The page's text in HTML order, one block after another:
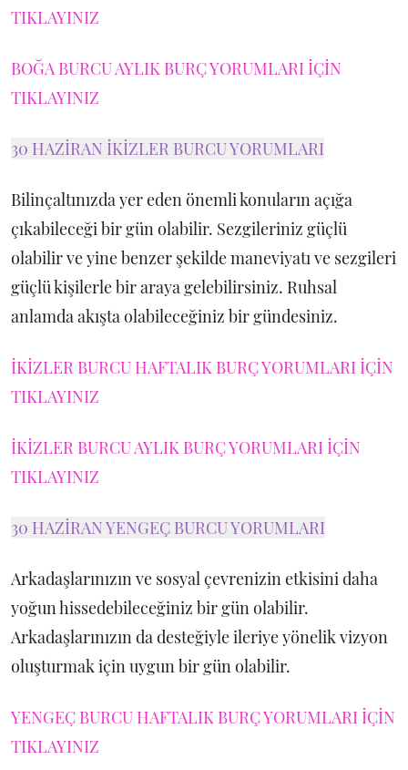
TIKLAYINIZ
BOĞA BURCU AYLIK BURÇ YORUMLARI İÇİN
TIKLAYINIZ
30 HAZİRAN İKİZLER BURCU YORUMLARI
Bilinçaltınızda yer eden önemli konuların açığa
çıkabileceği bir gün olabilir. Sezgileriniz güçlü
olabilir ve yine benzer şekilde maneviyatı ve sezgileri
güçlü kişilerle bir araya gelebilirsiniz. Ruhsal
anlamda akışta olabileceğiniz bir gündesiniz.
İKİZLER BURCU HAFTALIK BURÇ YORUMLARI İÇİN
TIKLAYINIZ
İKİZLER BURCU AYLIK BURÇ YORUMLARI İÇİN
TIKLAYINIZ
30 HAZİRAN YENGEÇ BURCU YORUMLARI
Arkadaşlarınızın ve sosyal çevrenizin etkisini daha
yoğun hissedebileceğiniz bir gün olabilir.
Arkadaşlarınızın da desteğiyle ileriye yönelik vizyon
oluşturmak için uygun bir gün olabilir.
YENGEÇ BURCU HAFTALIK BURÇ YORUMLARI İÇİN
TIKLAYINIZ